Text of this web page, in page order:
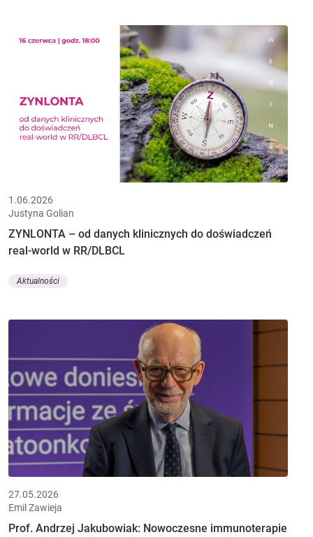
1.06.2026
Justyna Golian
ZYNLONTA – od danych klinicznych do doświadczeń
real-world w RR/DLBCL
Aktualności
27.05.2026
Emil Zawieja
Prof. Andrzej Jakubowiak: Nowoczesne immunoterapie